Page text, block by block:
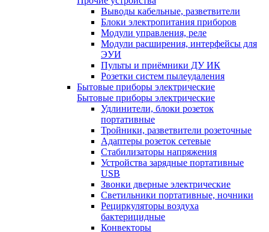
Выводы кабельные, разветвители
Блоки электропитания приборов
Модули управления, реле
Модули расширения, интерфейсы для
ЭУИ
Пульты и приёмники ДУ ИК
Розетки систем пылеудаления
Бытовые приборы электрические
Бытовые приборы электрические
Удлинители, блоки розеток
портативные
Тройники, разветвители розеточные
Адаптеры розеток сетевые
Стабилизаторы напряжения
Устройства зарядные портативные
USB
Звонки дверные электрические
Светильники портативные, ночники
Рециркуляторы воздуха
бактерицидные
Конвекторы